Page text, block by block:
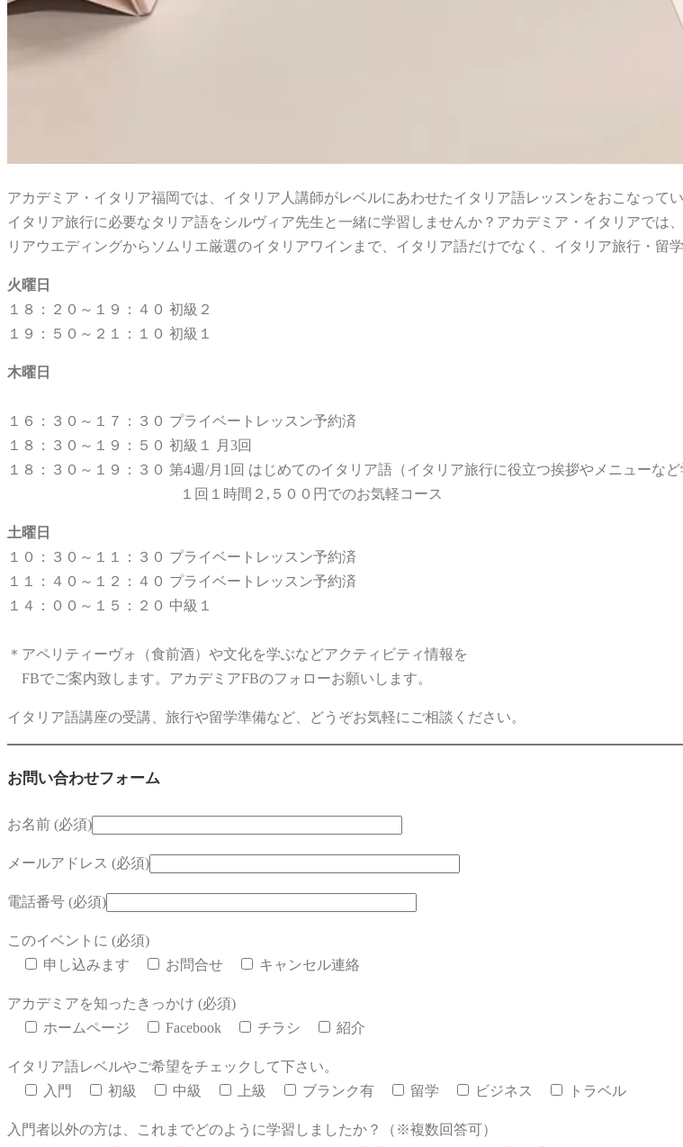
アカデミア・イタリア福岡では、イタリア人講師がレベルにあわせたイタリア語レッスンをおこなってい
イタリア旅行に必要なタリア語をシルヴィア先生と一緒に学習しませんか？アカデミア・イタリアで
リアウエディングからソムリエ厳選のイタリアワインまで、イタリア語だけでなく、イタリア旅行・留
火曜日
１８：２０～１９：４０ 初級２
１９：５０～２１：１０ 初級１
木曜日
１６：３０～１７：３０ プライベートレッスン予約済
１８：３０～１９：５０ 初級１ 月3回
１８：３０～１９：３０ 第4週/月1回 はじめてのイタリア語（イタリア旅行に役立つ挨拶やメニューなど
１回１時間２,５００円でのお気軽コース
土曜日
１０：３０～１１：３０ プライベートレッスン予約済
１１：４０～１２：４０ プライベートレッスン予約済
１４：００～１５：２０ 中級１
＊アペリティーヴォ（食前酒）や文化を学ぶなどアクティビティ情報を
FBでご案内致します。アカデミアFBのフォローお願いします。
イタリア語講座の受講、旅行や留学準備など、どうぞお気軽にご相談ください。
お問い合わせフォーム
お名前 (必須)
メールアドレス (必須)
電話番号 (必須)
このイベントに (必須)
申し込みます
お問合せ キャンセル連絡
アカデミアを知ったきっかけ (必須)
ホームページ
Facebook チラシ 紹介
イタリア語レベルやご希望をチェックして下さい。
入門
初級 中級 上級 ブランク有 留学 ビジネス トラベル
入門者以外の方は、これまでどのように学習しましたか？（※複数回答可）